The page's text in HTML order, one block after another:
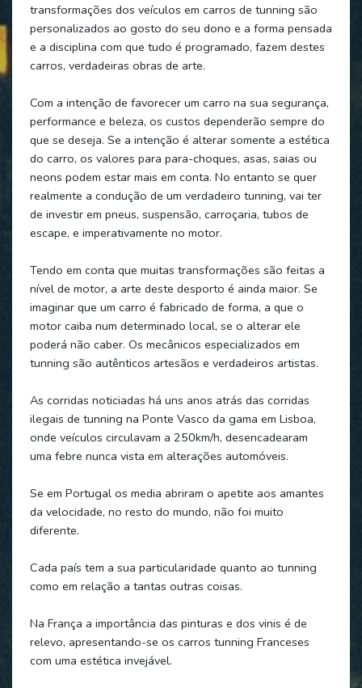
transformações dos veículos em carros de tunning são
personalizados ao gosto do seu dono e a forma pensada
e a disciplina com que tudo é programado, fazem destes
carros, verdadeiras obras de arte.
Com a intenção de favorecer um carro na sua segurança,
performance e beleza, os custos dependerão sempre do
que se deseja. Se a intenção é alterar somente a estética
do carro, os valores para para-choques, asas, saias ou
neons podem estar mais em conta. No entanto se quer
realmente a condução de um verdadeiro tunning, vai ter
de investir em pneus, suspensão, carroçaria, tubos de
escape, e imperativamente no motor.
Tendo em conta que muitas transformações são feitas a
nível de motor, a arte deste desporto é ainda maior. Se
imaginar que um carro é fabricado de forma, a que o
motor caiba num determinado local, se o alterar ele
poderá não caber. Os mecânicos especializados em
tunning são autênticos artesãos e verdadeiros artistas.
As corridas noticiadas há uns anos atrás das corridas
ilegais de tunning na Ponte Vasco da gama em Lisboa,
onde veículos circulavam a 250km/h, desencadearam
uma febre nunca vista em alterações automóveis.
Se em Portugal os media abriram o apetite aos amantes
da velocidade, no resto do mundo, não foi muito
diferente.
Cada país tem a sua particularidade quanto ao tunning
como em relação a tantas outras coisas.
Na França a importância das pinturas e dos vinis é de
relevo, apresentando-se os carros tunning Franceses
com uma estética invejável.